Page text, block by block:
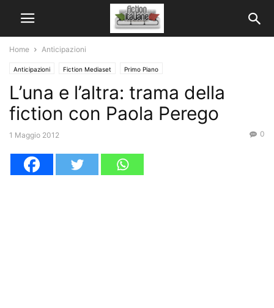
Home Anticipazioni
Anticipazioni Fiction Mediaset Primo Piano
L’una e l’altra: trama della
fiction con Paola Perego
1 Maggio 2012 0